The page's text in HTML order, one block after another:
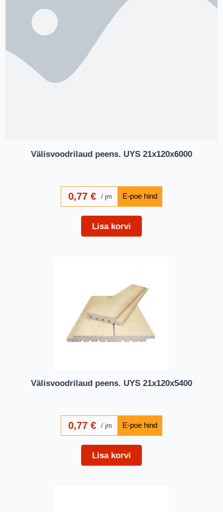
Välisvoodrilaud peens. UYS 21x120x6000
0,77 € jm
Lisa korvi
Välisvoodrilaud peens. UYS 21x120x5400
0,77 € jm
Lisa korvi